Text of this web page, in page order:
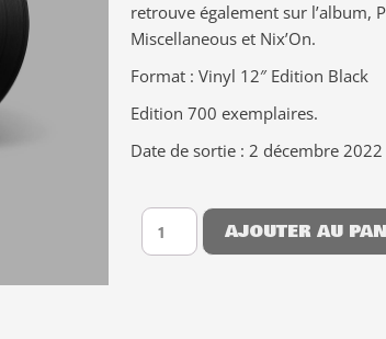
retrouve également sur l’album,
Miscellaneous et Nix’On.
Format : Vinyl 12″ Edition Black
Edition 700 exemplaires.
Date de sortie : 2 décembre 2022
AJOUTER AU